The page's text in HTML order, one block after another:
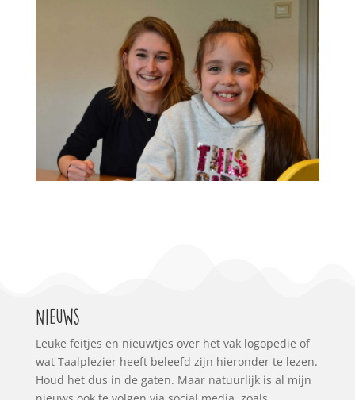
Nieuws
Leuke feitjes en nieuwtjes over het vak logopedie of
wat Taalplezier heeft beleefd zijn hieronder te lezen.
Houd het dus in de gaten. Maar natuurlijk is al mijn